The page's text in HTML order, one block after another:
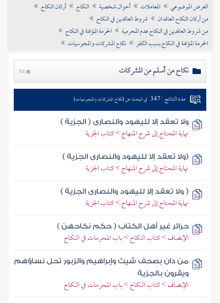
تراجم الأعلام
العرض الموضوعي المعاملات أحوال شخصية النكاح
أركان النكاح
من أركان النكاح العاقدان
شروط العاقدين في النكاح
من شروط العاقدين في النكاح عدم المحرمية
الحرمة المؤقتة في النكاح
الحرمة المؤقتة في النكاح بسبب الكفر
نكاح المشركات والمجوسيات
نكاح من أسلم من المشركات 54
عدد النتائج : 347 في البحث عن (نكاح المشركات والمجوسيات)
ولا تعقد إلا لليهود والنصارى ( الجزية )
نهاية المحتاج إلى شرح المنهاج > كتاب الجزية
(ولا تعقد إلا لليهود والنصارى الجزية )
نهاية المحتاج إلى شرح المنهاج > كتاب الجزية
( ولا تعقد إلا لليهود والنصارى الجزية )
نهاية المحتاج إلى شرح المنهاج > كتاب الجزية
حرائر غير أهل الكتاب ( حكم نكاحهن )
الإنصاف > كتاب النكاح > باب المحرمات في النكاح
من دان بصحف شيث وإبراهيم والزبور تحل نساؤهم
ويقرون بالجزية
الإنصاف > كتاب النكاح > باب المحرمات في النكاح